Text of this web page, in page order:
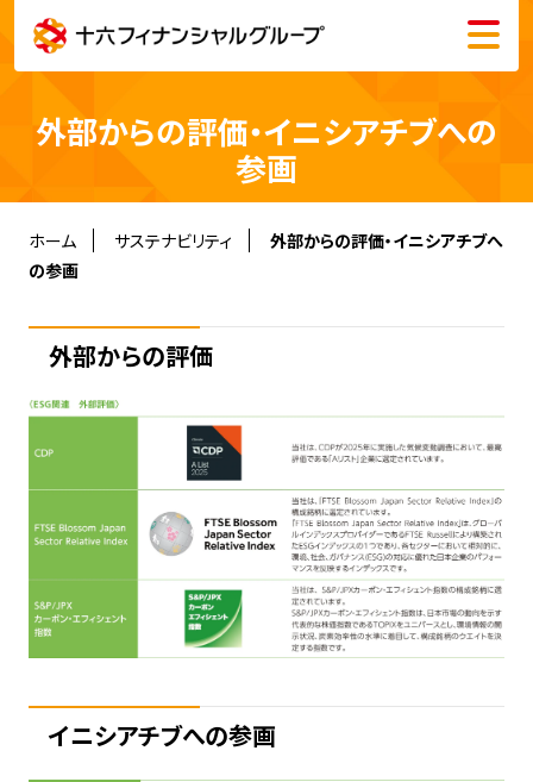
メニュー
会社情報
株主・投資家情報
サステナビリティ
English
外部からの評価・イニシアチブへの
参画
ホーム サステナビリティ
外部からの評価・イニシアチブへ
の参画
外部からの評価
イニシアチブへの参画